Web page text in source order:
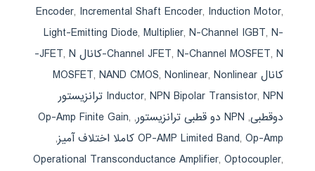
Encoder, Incremental Shaft Encoder, Induction Motor,
Light-Emitting Diode,Multiplier,N-Channel IGBT,N-
Channel JFET,N-Channel MOSFET,N-کانال JFET ,
N-
کانال MOSFET
,NAND CMOS,Nonlinear,Nonlinear
Inductor,NPN Bipolar Transistor,
NPN ترانزیستور
دوقطبی, NPN دو قطبی ترانزیستور ,
Op-Amp Finite Gain,
OP-AMP Limited Band,Op-Amp کاملا اختلاف آمیز
,
Operational Transconductance Amplifier,Optocoupler,